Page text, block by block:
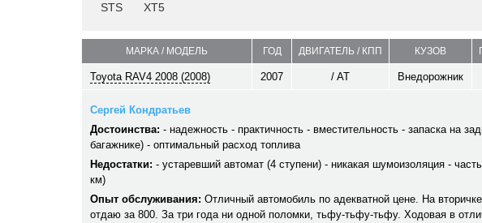
STS XT5
МАРКА / МОДЕЛЬ ГОД ДВИГАТЕЛЬ / КПП КУЗОВ
Toyota RAV4 2008 (2008) 2007 / AT Внедорожник
Сергей Кондратьев
Достоинства: - надежность - практичность - вместительность - запаска на
багажнике) - оптимальный расход топлива
Недостатки: - устаревший автомат (4 ступени) - никакая шумоизоляция -
км)
Опыт обслуживания: Отличный автомобиль по адекватной цене. На
отдаю за 800. За три года ни одной поломки, тьфу-тьфу-тьфу. Ходовая в